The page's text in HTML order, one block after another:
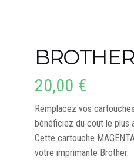
20,00 €
Remplacez vos
bénéficiez du coût le plus
Cette cartouche
votre imprimante Brother.